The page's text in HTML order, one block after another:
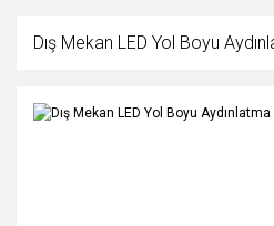
Dış Mekan LED Yol Boyu